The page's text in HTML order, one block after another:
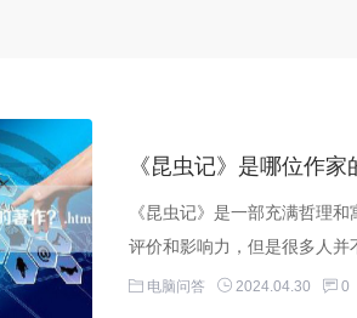
《昆虫记》是哪位作家
《昆虫记》是一部充满哲理
评价和影响力，但是很多人并
电脑问答 2024.04.30 0